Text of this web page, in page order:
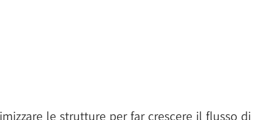
le strutture per far crescere il flusso di